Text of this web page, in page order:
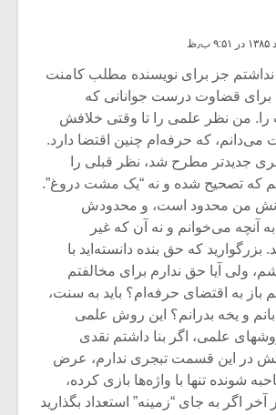
نداشتم جز برای نویسنده مطلب کامنت
برای قضاوت درست جوانانی که
من نظر علمی را تا وقتی خلافش
که حرفه‌ام چنین اقتضا دارد.
جدیدتر مطرح شد، نظر قبلی را
که تصحیح شده و نه “یک مشت دروغ”.
دانش من محدود است، و محدودش
آنچه می‌خوانم و نه آن که غیر
که حق بنده دانسته‌اید با
ولی آیا حق ندارم برای مخالفتم
به اقتضای حرفه‌ام؟ باید به سنت،
و یخه بدرانم؟ این روش علمی
علمی، اگر بنا داشتم نقدی
در این قسمت تبجری ندارم، عرض
شونده تنها با واژه‌ها بازی کرده،
اگر به جای “زمینه” استعداد بگذارید